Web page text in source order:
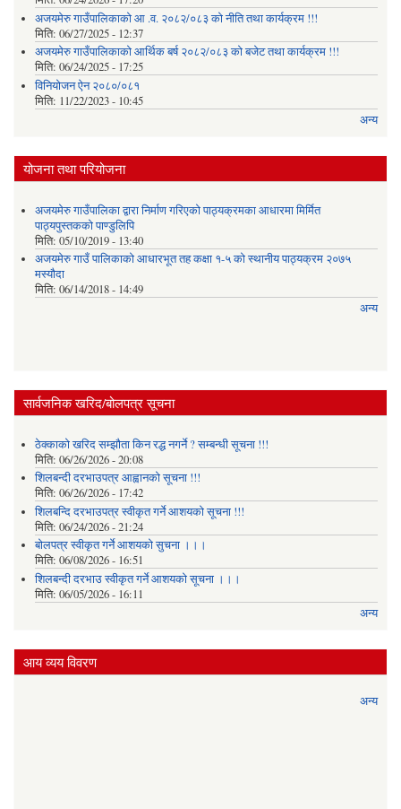
अजयमेरु गाउँपालिकाको आ .व. २०८२/०८३ को नीति तथा कार्यक्रम !!!
मिति: 06/27/2025 - 12:37
अजयमेरु गाउँपालिकाको आर्थिक बर्ष २०८२/०८३ को बजेट तथा कार्यक्रम !!!
मिति: 06/24/2025 - 17:25
विनियोजन ऐन २०८०/०८१
मिति: 11/22/2023 - 10:45
अन्य
योजना तथा परियोजना
अजयमेरु गाउँपालिका द्वारा निर्माण गरिएको पाठ्यक्रमका आधारमा मिर्मित
पाठ्यपुस्तकको पाण्डुलिपि
मिति: 05/10/2019 - 13:40
अजयमेरु गाउँ पालिकाको आधारभूत तह कक्षा १-५ को स्थानीय पाठ्यक्रम २०७५
मस्यौदा
मिति: 06/14/2018 - 14:49
अन्य
सार्वजनिक खरिद/बोलपत्र सूचना
ठेक्काको खरिद सम्झौता किन रद्ध नगर्ने ? सम्बन्धी सूचना !!!
मिति: 06/26/2026 - 20:08
शिलबन्दी दरभाउपत्र आह्वानको सूचना !!!
मिति: 06/26/2026 - 17:42
शिलबन्दि दरभाउपत्र स्वीकृत गर्ने आशयकाे सूचना !!!
मिति: 06/24/2026 - 21:24
बोलपत्र स्वीकृत गर्ने आशयको सुचना ।।।
मिति: 06/08/2026 - 16:51
शिलबन्दी दरभाउ स्वीकृत गर्ने आशयको सूचना ।।।
मिति: 06/05/2026 - 16:11
अन्य
आय व्यय विवरण
अन्य